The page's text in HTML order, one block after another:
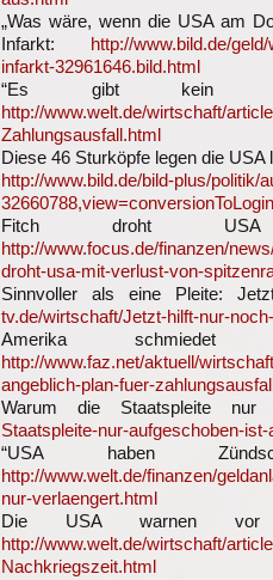
„Was wäre, wenn die USA am
Infarkt: http://www.bild.de/
infarkt-32961646.bild.html
“Es gibt kein
http://www.welt.de/wirtschaft/
Zahlungsausfall.html
Diese 46 Sturköpfe legen die USA
http://www.bild.de/bild-plus/politik/
Fitch droht
http://www.focus.de/finanzen/
droht-usa-mit-verlust-von-
Sinnvoller als eine Pleite:
tv.de/wirtschaft/Jetzt-hilft-nur-
Amerika schmiedet
http://www.faz.net/aktuell/
angeblich-plan-fuer-
Warum die Staatspleite nur
Staatspleite-nur-aufgeschoben-
“USA haben
http://www.welt.de/finanzen/
nur-verlaengert.html
Die USA warnen vor
http://www.welt.de/wirtschaft/
Nachkriegszeit.html